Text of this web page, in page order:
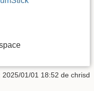
2025/01/01 18:52 de chrisd